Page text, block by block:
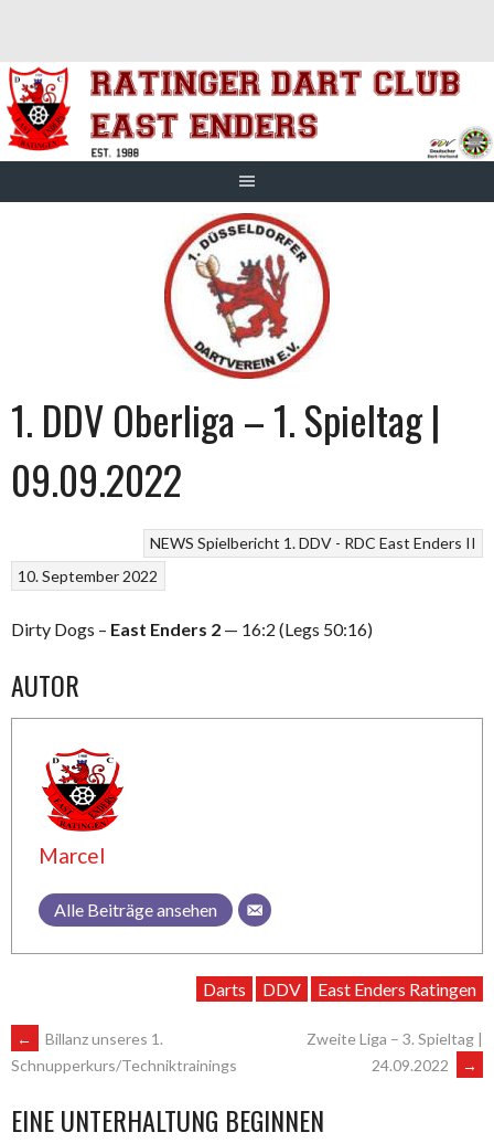
Inhalt
1. DDV Oberliga – 1. Spieltag |
09.09.2022
NEWS Spielbericht 1. DDV - RDC East Enders II
10. September 2022
Dirty Dogs – East Enders 2 — 16:2 (Legs 50:16)
AUTOR
Marcel
Alle Beiträge ansehen
Darts DDV East Enders Ratingen
ARTIKEL-
NAVIGATION
←
Billanz unseres 1.
Schnupperkurs/Techniktrainings
Zweite Liga – 3. Spieltag |
24.09.2022
→
EINE UNTERHALTUNG BEGINNEN